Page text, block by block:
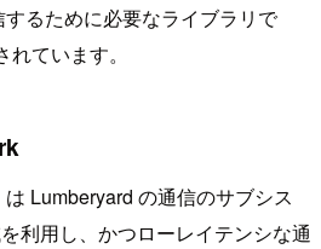
るために必要なライブラリで
ています。
は Lumberyard の通信のサブシス
利用し、かつローレイテンシな通